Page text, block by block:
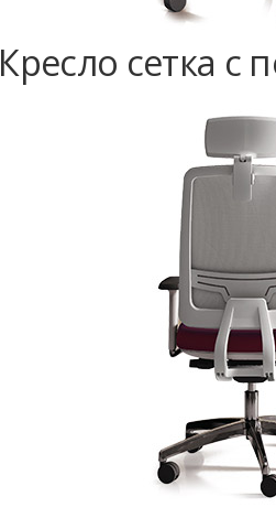
Кресло сетка с